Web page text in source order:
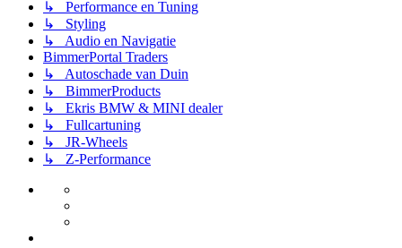
↳ Performance en Tuning
↳ Styling
↳ Audio en Navigatie
BimmerPortal Traders
↳ Autoschade van Duin
↳ BimmerProducts
↳ Ekris BMW & MINI dealer
↳ Fullcartuning
↳ JR-Wheels
↳ Z-Performance